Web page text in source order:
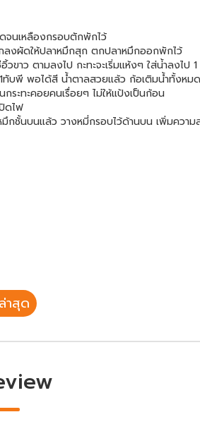
จนเหลืองกรอบตักพักไว้
ลงผัดให้ปลาหมึกสุก ตกปลาหมึกออกพักไว้
ขาว ตามลงไป กะทะจะเริ่มแห้งๆ ใส่น่้าลงไป
ทับพี พอได้สี น้ำตาลสวยแล้ว ก้อเติมน้ำทั้งหม
ระทะคอยคนเรื่อยๆ ไม่ให้แป้งเป็นก้อน
ดไฟ
กชั้นบนแล้ว วางหมี่กรอบไว้ด้านบน เพิ่มความ
าสุด